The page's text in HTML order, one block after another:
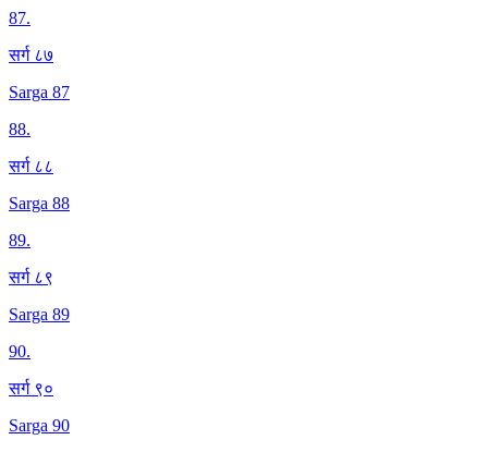
87.
सर्ग ८७
Sarga 87
88.
सर्ग ८८
Sarga 88
89.
सर्ग ८९
Sarga 89
90.
सर्ग ९०
Sarga 90